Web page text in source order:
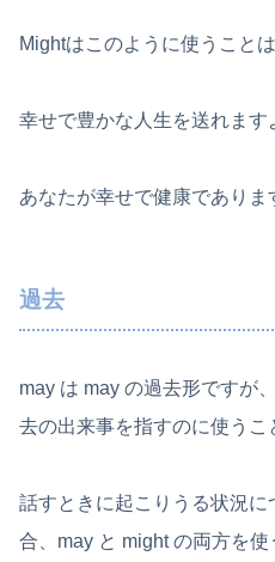
Mightはこのように使うこと
幸せで豊かな人生を送れます
あなたが幸せで健康でありま
過去
may は may の過去形ですが
去の出来事を指すのに使うこ
話すときに起こりうる状況
合、may と might の両方を使